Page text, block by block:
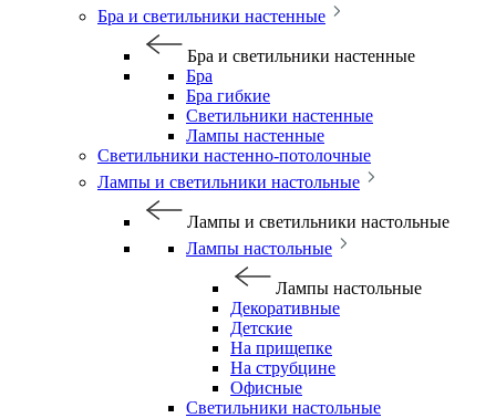
Бра и светильники настенные
Бра и светильники настенные
Бра
Бра гибкие
Светильники настенные
Лампы настенные
Светильники настенно-потолочные
Лампы и светильники настольные
Лампы и светильники настольные
Лампы настольные
Лампы настольные
Декоративные
Детские
На прищепке
На струбцине
Офисные
Светильники настольные